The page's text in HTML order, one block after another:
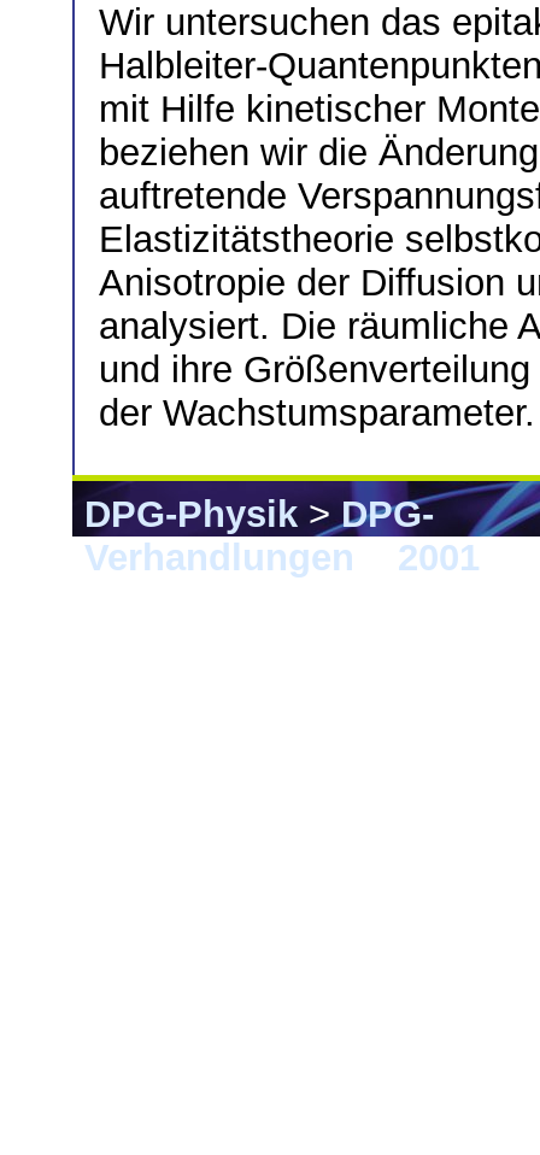
Wir untersuchen das
Halbleiter-
mit Hilfe kinetischer
beziehen wir die
auftretende
Elastizitätstheorie
Anisotropie der Diffusion
analysiert. Die räumliche
und ihre
der Wachstumsparameter.
DPG-Physik>DPG-
Verhandlungen
2001